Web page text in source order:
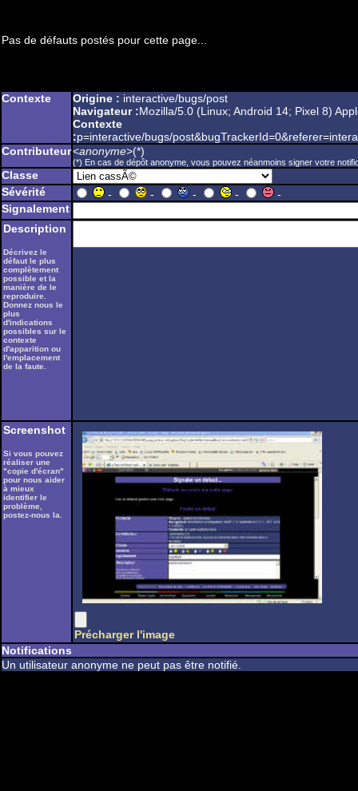
Pas de défauts postés pour cette page...
Contexte Origine : interactive/bugs/post
Navigateur :Mozilla/5.0 (Linux; Android 14; Pixel 8)
Contexte
:p=interactive/bugs/
Contributeur<anonyme>(*)
(*) En cas de dépôt anonyme, vous pouvez néanmoins signer votre
Classe
Sévérité
- - - -
-
Signalement
Description
Décrivez le
défaut le plus
complètement
possible et la
manière de le
reproduire.
Donnez nous le
plus
d'indications
possibles sur le
contexte
d'apparition ou
l'emplacement
de la faute.
Screenshot
Si vous pouvez
réaliser une
"copie d'écran"
pour nous aider
à mieux
identifier le
problème,
postez-nous la.
Précharger l'image
Notifications
Un utilisateur anonyme ne peut pas être notifié.